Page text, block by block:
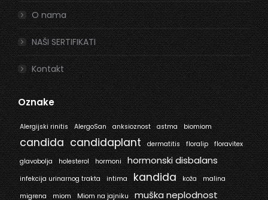
O nama
NAŠI SERTIFIKATI
Kontakt
Oznake
Alergijski rinitis AlergoSan anksioznost astma biomiom
candida candidaplant dermatitis floralip
floravitex
glavobolja
holesterol hormoni hormonski disbalans
infekcija urinarnog trakta intima kandida koža
malina
migrena
miom Miom na jajniku muška neplodnost